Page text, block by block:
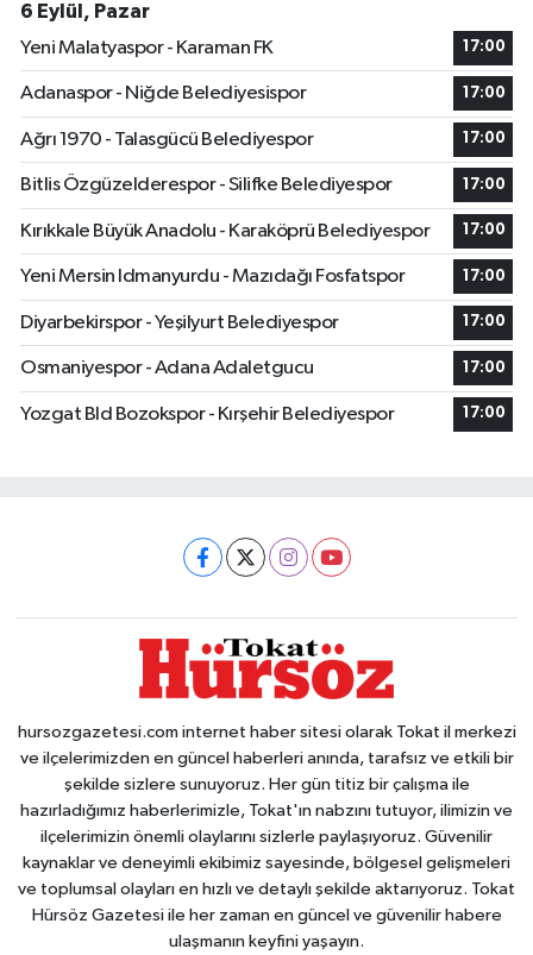
6 Eylül, Pazar
Yeni Malatyaspor - Karaman FK
17:00
Adanaspor - Niğde Belediyesispor 17:00
Ağrı 1970 - Talasgücü Belediyespor 17:00
Bitlis Özgüzelderespor - Silifke Belediyespor 17:00
Kırıkkale Büyük Anadolu - Karaköprü Belediyespor 17:00
Yeni Mersin Idmanyurdu - Mazıdağı Fosfatspor 17:00
Diyarbekirspor - Yeşilyurt Belediyespor 17:00
Osmaniyespor - Adana Adaletgucu 17:00
Yozgat Bld Bozokspor - Kırşehir Belediyespor 17:00
hursozgazetesi.com internet haber sitesi olarak Tokat il merkezi
ve ilçelerimizden en güncel haberleri anında, tarafsız ve etkili bir
şekilde sizlere sunuyoruz. Her gün titiz bir çalışma ile
hazırladığımız haberlerimizle, Tokat'ın nabzını tutuyor, ilimizin ve
ilçelerimizin önemli olaylarını sizlerle paylaşıyoruz. Güvenilir
kaynaklar ve deneyimli ekibimiz sayesinde, bölgesel gelişmeleri
ve toplumsal olayları en hızlı ve detaylı şekilde aktarıyoruz. Tokat
Hürsöz Gazetesi ile her zaman en güncel ve güvenilir habere
ulaşmanın keyfini yaşayın.